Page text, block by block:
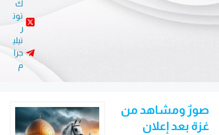
توت
ر
تيلي
جرا
صورٌ ومشاهد من
غزة بعد إعلان